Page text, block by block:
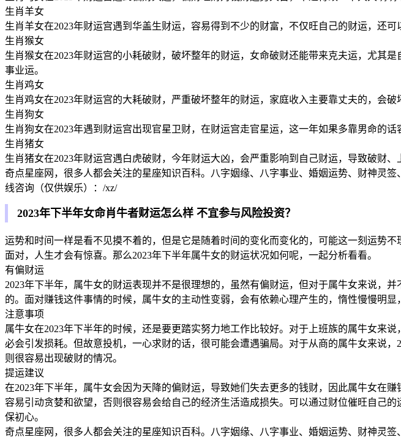
生肖羊女
生肖羊女在2023年财运宫遇到华盖生财运，容易得到不少的财富，不仅旺自己的财运，还
生肖猴女
生肖猴女在2023年财运宫的小耗破财，破坏整年的财运，女命破财还能带来克夫运，尤其
事业运。
生肖鸡女
生肖鸡女在2023年财运宫的大耗破财，严重破坏整年的财运，家庭收入主要靠丈夫的，会
生肖狗女
生肖狗女在2023年遇到财运宫出现官星卫财，在财运宫走官星运，这一年如果多靠男命的
生肖猪女
生肖猪女在2023年财运宫遇白虎破财，今年财运大凶，会严重影响到自己财运，导致破财
奇点星座网，很多人都会关注的星座知识百科。八字姻缘、八字事业、婚姻运势、财神灵
线咨询（仅供娱乐）：/xz/
2023年下半年女命肖牛者财运怎么样 不宜参与风险投资？
运势和时间一样是看不见摸不着的，但是它是随着时间的变化而变化的，可能这一刻运势
面对，人生才会有惊喜。那么2023年下半年属牛女的财运状况如何呢，一起分析看看。
有偏财运
2023年下半年，属牛女的财运表现并不是很理想的，虽然有偏财运，但对于属牛女来说，
的。面对赚钱这件事情的时候，属牛女的主动性变弱，会有依赖心理产生的，惰性慢慢明
注意事项
属牛女在2023年下半年的时候，还是要更踏实努力地工作比较好。对于上班族的属牛女来
必会引发损耗。但故意投机，一心求财的话，很可能会遭遇骗局。对于从商的属牛女来说
则很容易出现破财的情况。
提运建议
在2023年下半年，属牛女会因为天降的偏财运，导致她们失去更多的钱财，因此属牛女在
容易引动贪婪和欲望，否则很容易会给自己的经济生活造成损失。可以通过财位催旺自己
保初心。
奇点星座网，很多人都会关注的星座知识百科。八字姻缘、八字事业、婚姻运势、财神灵